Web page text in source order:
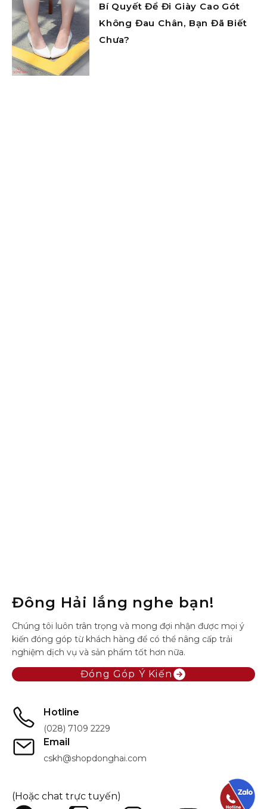
Bí Quyết Để Đi Giày Cao Gót
Không Đau Chân, Bạn Đã Biết
Chưa?
Đông Hải lắng nghe bạn!
Chúng tôi luôn trân trọng và mong đợi nhận được mọi ý
kiến đóng góp từ khách hàng để có thể nâng cấp trải
nghiệm dịch vụ và sản phẩm tốt hơn nữa.
Đóng Góp Ý Kiến
Hotline
(028) 7109 2229
Email
cskh@shopdonghai.com
(Hoặc chat trực tuyến)